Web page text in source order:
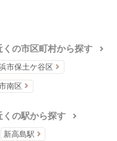
の市区町村から探す
市保土ケ谷区
南区
の駅から探す
新高島駅